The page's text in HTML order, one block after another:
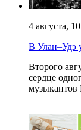
4 августа,
В Улан–Удэ
Второго
сердце
музыкантов